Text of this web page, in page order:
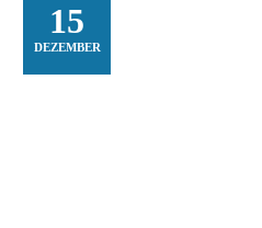
15
DEZEMBER